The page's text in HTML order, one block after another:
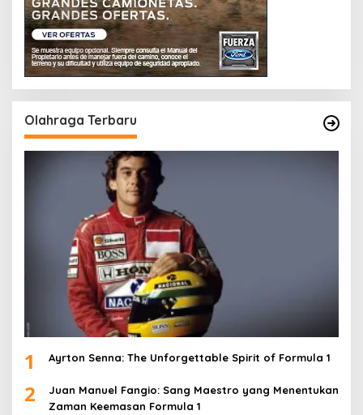
Olahraga Terbaru
1 Ayrton Senna: The Unforgettable Spirit of Formula 1
2
Juan Manuel Fangio: Sang Maestro yang Menentukan
Zaman Keemasan Formula 1